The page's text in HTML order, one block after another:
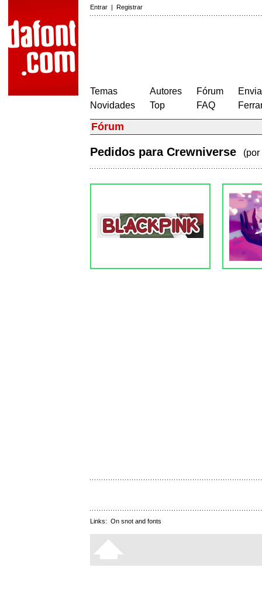
Entrar | Registrar
Temas
Novidades
Autores
Top
Fórum
FAQ
Fórum
Pedidos para Crewniverse (por
Links: On snot and fonts